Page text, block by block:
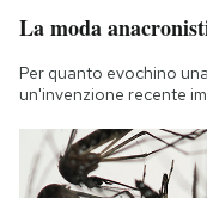
La moda
Per quanto evochino
un'invenzione recente